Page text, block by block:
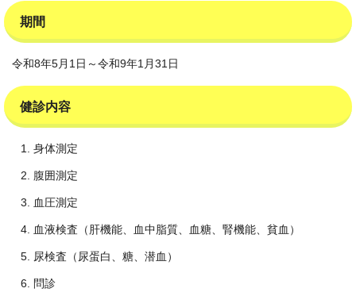
期間
令和8年5月1日～令和9年1月31日
健診内容
身体測定
腹囲測定
血圧測定
血液検査（肝機能、血中脂質、血糖、腎機能、貧血）
尿検査（尿蛋白、糖、潜血）
問診